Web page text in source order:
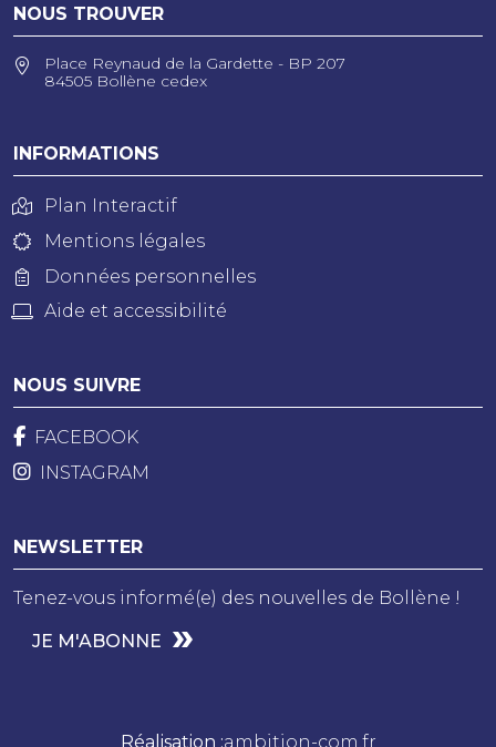
NOUS TROUVER
Place Reynaud de la Gardette - BP 207
84505 Bollène cedex
INFORMATIONS
Plan Interactif
Mentions légales
Données personnelles
Aide et accessibilité
NOUS SUIVRE
FACEBOOK
INSTAGRAM
NEWSLETTER
Tenez-vous informé(e) des nouvelles de Bollène !
JE M'ABONNE
Réalisation :ambition-com.fr